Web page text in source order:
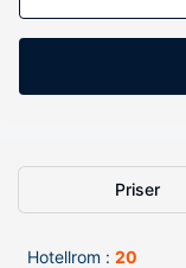
Priser
Hotellrom : 20